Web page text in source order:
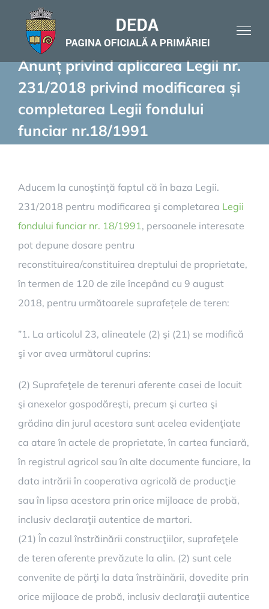
content
Anunț privind aplicarea Legii nr.
231/2018 privind modificarea și
completarea Legii fondului
funciar nr.18/1991
Aducem la cunoştinţă faptul că în baza Legii.
231/2018 pentru modificarea şi completarea Legii
fondului funciar nr. 18/1991, persoanele interesate
pot depune dosare pentru
reconstituirea/constituirea dreptului de proprietate,
în termen de 120 de zile începând cu 9 august
2018, pentru următoarele suprafețele de teren:
”1. La articolul 23, alineatele (2) şi (21) se modifică
şi vor avea următorul cuprins:
(2) Suprafeţele de terenuri aferente casei de locuit
şi anexelor gospodăreşti, precum şi curtea şi
grădina din jurul acestora sunt acelea evidenţiate
ca atare în actele de proprietate, în cartea funciară,
în registrul agricol sau în alte documente funciare, la
data intrării în cooperativa agricolă de producţie
sau în lipsa acestora prin orice mijloace de probă,
inclusiv declaraţii autentice de martori.
(21) În cazul înstrăinării construcţiilor, suprafeţele
de teren aferente prevăzute la alin. (2) sunt cele
convenite de părţi la data înstrăinării, dovedite prin
orice mijloace de probă, inclusiv declaraţii autentice